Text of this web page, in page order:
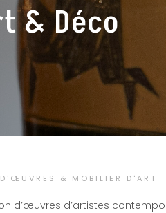
& Déco
& MOBILIER D'ART
d’œuvres d’artistes